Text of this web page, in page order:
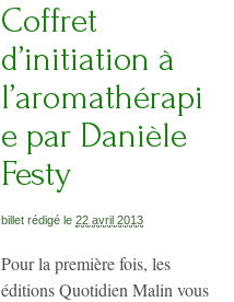
Coffret
d’initiation à
l’aromathérapi
e par Danièle
Festy
billet rédigé le 22 avril 2013
Pour la première fois, les
éditions Quotidien Malin vous